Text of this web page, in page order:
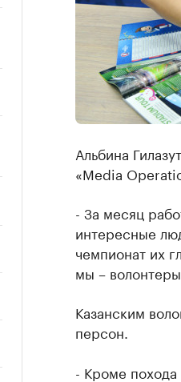
Альбина
«Media
- За месяц
интересные
чемпионат их
мы –
Казанским
персон.
- Кроме похода